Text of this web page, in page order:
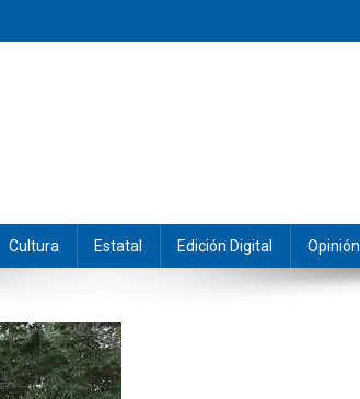
Cultura Estatal Edición Digital Opinión